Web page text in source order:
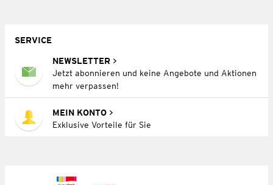
SERVICE
NEWSLETTER
Jetzt abonnieren und keine Angebote und Aktionen
mehr verpassen!
MEIN KONTO
Exklusive Vorteile für Sie